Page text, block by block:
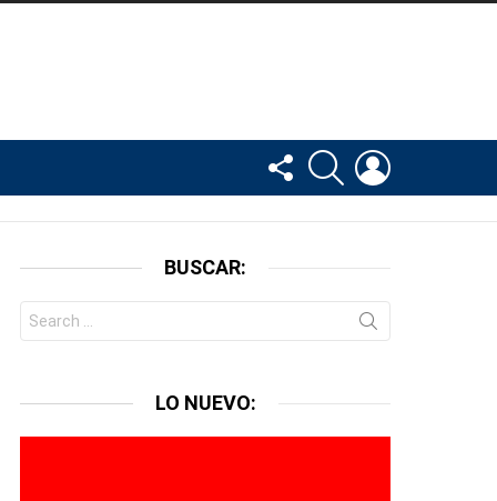
FOLLOW
US
BUSCAR
BUSCAR:
for:
LO NUEVO: